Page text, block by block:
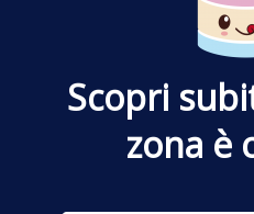
Scopri
zona è